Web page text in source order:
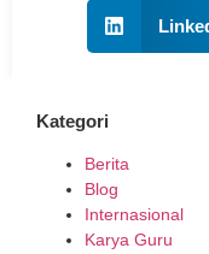
Kategori
Berita
Blog
Internasional
Karya Guru